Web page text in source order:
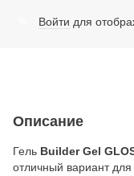
Войти для
Описание
Гель Builder Gel
отличный вариант